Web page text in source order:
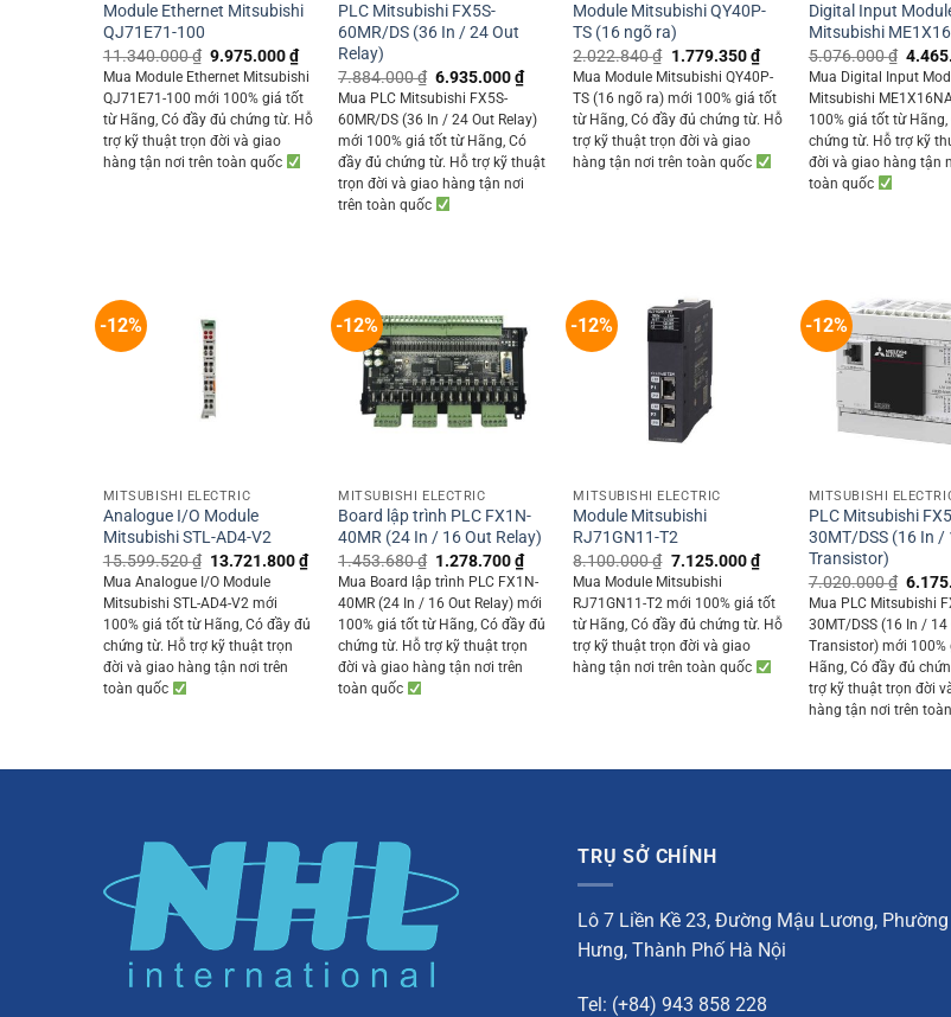
Module Ethernet Mitsubishi
QJ71E71-100
11.340.000₫ Original
price
was:
11.340.000 ₫.
9.975.000₫Current
price
is:
9.975.000 ₫.
Mua Module Ethernet Mitsubishi
QJ71E71-100 mới 100% giá tốt
từ Hãng, Có đầy đủ chứng từ. Hỗ
trợ kỹ thuật trọn đời và giao
hàng tận nơi trên toàn quốc
PLC Mitsubishi FX5S-
60MR/DS (36 In / 24 Out
Relay)
7.884.000₫ Original
price
was:
7.884.000 ₫.
6.935.000₫Current
price
is:
6.935.000 ₫.
Mua PLC Mitsubishi FX5S-
60MR/DS (36 In / 24 Out Relay)
mới 100% giá tốt từ Hãng, Có
đầy đủ chứng từ. Hỗ trợ kỹ thuật
trọn đời và giao hàng tận nơi
trên toàn quốc
Module Mitsubishi QY40P-
TS (16 ngõ ra)
2.022.840₫ Original
price
was:
2.022.840 ₫.
1.779.350₫Current
price
is:
1.779.350 ₫.
Mua Module Mitsubishi QY40P-
TS (16 ngõ ra) mới 100% giá tốt
từ Hãng, Có đầy đủ chứng từ. Hỗ
trợ kỹ thuật trọn đời và giao
hàng tận nơi trên toàn quốc
Digital Input
Mitsubishi
5.076.000₫
price
was:
Mua Digital Input
Mitsubishi
100% giá tốt từ Hãng,
chứng từ. Hỗ trợ kỹ
đời và giao hàng tận
toàn quốc
-12%
MITSUBISHI ELECTRIC
Analogue I/O Module
Mitsubishi STL-AD4-V2
15.599.520₫ Original
price
was:
15.599.520 ₫.
13.721.800₫Current
price
13.721.800 ₫.
Mua Analogue I/O Module
Mitsubishi STL-AD4-V2 mới
100% giá tốt từ Hãng, Có đầy đủ
chứng từ. Hỗ trợ kỹ thuật trọn
đời và giao hàng tận nơi trên
toàn quốc
-12%
MITSUBISHI ELECTRIC
Board lập trình PLC FX1N-
40MR (24 In / 16 Out Relay)
1.453.680₫ Original
price
was:
1.453.680 ₫.
1.278.700₫Current
price
is:
1.278.700 ₫.
Mua Board lập trình PLC FX1N-
40MR (24 In / 16 Out Relay) mới
100% giá tốt từ Hãng, Có đầy đủ
chứng từ. Hỗ trợ kỹ thuật trọn
đời và giao hàng tận nơi trên
toàn quốc
-12%
MITSUBISHI ELECTRIC
Module Mitsubishi
RJ71GN11-T2
8.100.000₫ Original
price
was:
8.100.000 ₫.
7.125.000₫Current
price
is:
7.125.000 ₫.
Mua Module Mitsubishi
RJ71GN11-T2 mới 100% giá tốt
từ Hãng, Có đầy đủ chứng từ. Hỗ
trợ kỹ thuật trọn đời và giao
hàng tận nơi trên toàn quốc
-12%
MITSUBISHI
PLC Mitsubishi
30MT/DSS (16 In /
Transistor)
7.020.000₫
price
was:
Mua PLC Mitsubishi
30MT/DSS (16 In / 14
Transistor) mới
Hãng, Có đầy đủ
trợ kỹ thuật trọn đời
hàng tận nơi trên
TRỤ SỞ CHÍNH
Lô 7 Liền Kề 23, Đường Mậu Lương, Phường
Hưng, Thành Phố Hà Nội
Tel: (+84) 943 858 228